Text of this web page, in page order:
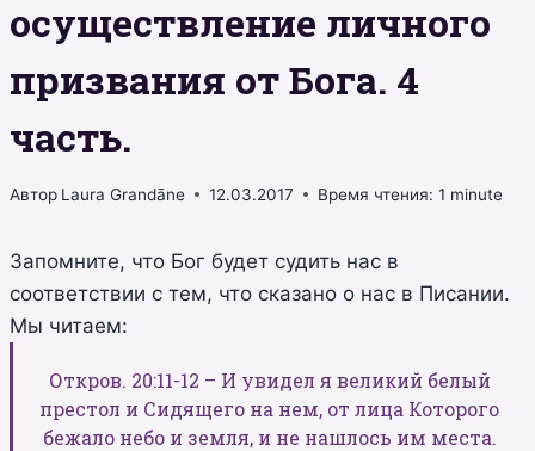
осуществление личного
призвания от Бога. 4
часть.
Автор Laura Grandāne 12.03.2017 Время чтения: 1 minute
Запомните, что Бог будет судить нас в
соответствии с тем, что сказано о нас в Писании.
Мы читаем:
Откров. 20:11-12 – И увидел я великий белый
престол и Сидящего на нем, от лица Которого
бежало небо и земля, и не нашлось им места.